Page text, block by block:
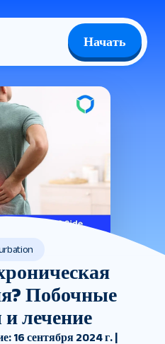
Начать
Побочные
лечение
16 сентября 2024 г. |